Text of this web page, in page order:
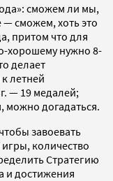
сможем ли мы,
сможем, хоть это
притом что для
хорошему нужно 8-
делает
летней
— 19 медалей;
можно догадаться.
завоевать
количество
Стратегию
и достижения